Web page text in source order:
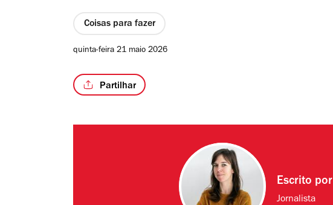
Coisas para fazer
quinta-feira 21 maio 2026
Partilhar
Escrito por
Jornalista